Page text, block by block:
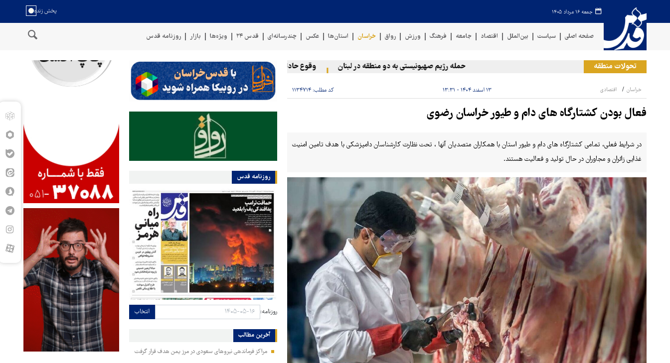
جمعه ۱۶ مرداد ۱۴۰۵
صفحه اصلی سیاست بین‌الملل اقتصاد جامعه فرهنگ ورزش رواق خراسان استان‌ها عکس چندرسانه‌ای قدس ۲۴ ویژه‌ها بازار روزنامه قدس
تحولات منطقه حمله رژیم صهیونیستی به دو منطقه در لبنان وقوع حادثه دریایی در سواحل عمان سخنگوی نیروهای مسلح یمن: کشتی نفتی عربستان را با موشک
خراسان اقتصادی ۱۳ اسفند ۱۴۰۴ - ۱۳:۳۱ کد مطلب: ۱۱۳۴۷۱۴
فعال بودن کشتارگاه های دام و طیور خراسان رضوی
در شرایط فعلی، تمامی کشتارگاه های دام و طیور استان با همکاران متصدیان آنها ، تحت نظارت کارشناسان دامپزشکی با هدف تامین امنیت
غذایی زائران و مجاوران در حال تولید و فعالیت هستند.
روزنامه قدس
روزنامه: انتخاب
آخرین مطالب
مراکز فرماندهی نیروهای سعودی در مرز یمن هدف قرار گرفت